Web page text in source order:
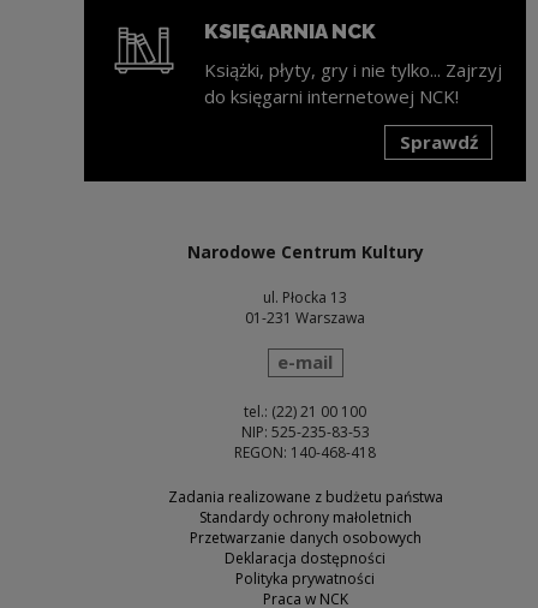
KSIĘGARNIA NCK
Książki, płyty, gry i nie tylko... Zajrzyj
do księgarni internetowej NCK!
Sprawdź
Narodowe Centrum Kultury
ul. Płocka 13
01-231 Warszawa
wyślij wiadomość
e-mail
tel.: (22) 21 00 100
NIP: 525-235-83-53
REGON: 140-468-418
Zadania realizowane z budżetu państwa
Standardy ochrony małoletnich
Przetwarzanie danych osobowych
Deklaracja dostępności
Polityka prywatności
Praca w NCK